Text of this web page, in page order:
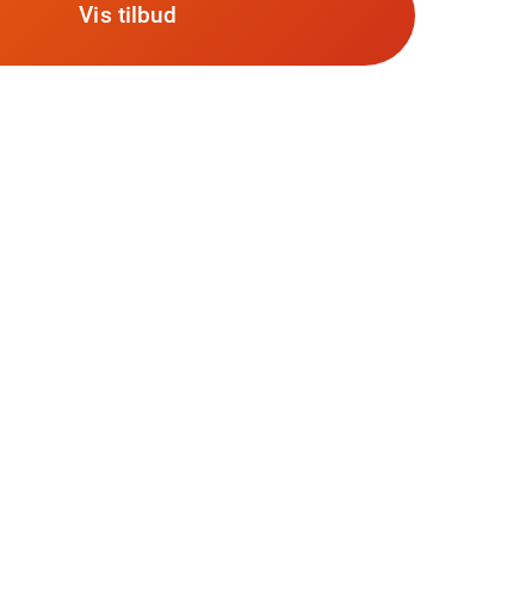
Vis tilbud